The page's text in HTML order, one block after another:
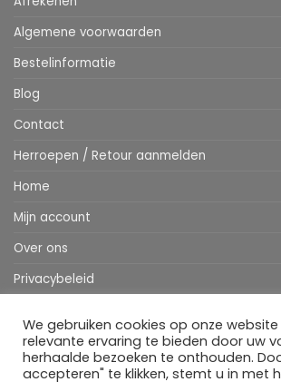
Algemene voorwaarden
Bestelinformatie
Blog
Contact
Herroepen / Retour aanmelden
Home
Mijn account
Over ons
Privacybeleid
Winkelwagen
We gebruiken cookies op onze
relevante ervaring te bieden door uw
herhaalde bezoeken te onthouden.
accepteren" te klikken, stemt u in met